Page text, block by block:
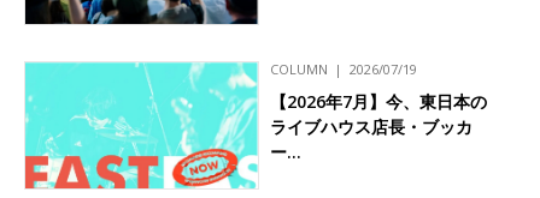
COLUMN 2026/07/19
【2026年7月】今、東日本の
ライブハウス店長・ブッカ
ー…